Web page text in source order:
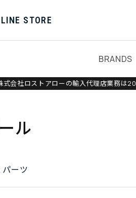
STORE
BRANDS
式会社ロストアローの輸入代理店業務は
ル
パーツ